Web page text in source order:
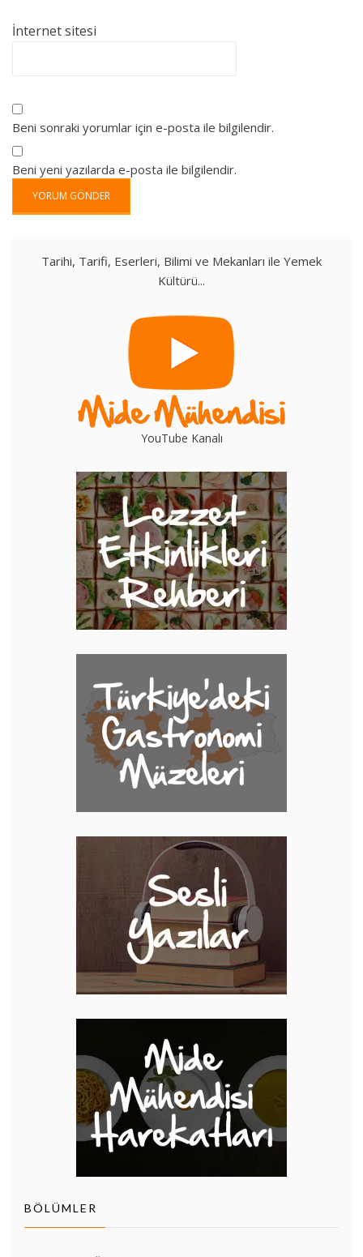
İnternet sitesi
Beni sonraki yorumlar için e-posta ile bilgilendir.
Beni yeni yazılarda e-posta ile bilgilendir.
Tarihi, Tarifi, Eserleri, Bilimi ve Mekanları ile Yemek
Kültürü...
YouTube Kanalı
BÖLÜMLER